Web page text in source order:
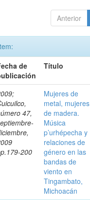
Anterior
de
Título
47,
200
Mujeres de
metal, mujeres
de madera.
Música
p’urhépecha y
relaciones de
género en las
bandas de
viento en
Tingambato,
Michoacán